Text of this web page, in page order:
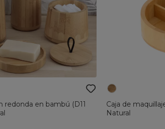
redonda en bambú (D11
Caja de
Natural